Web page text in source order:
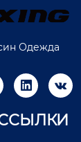
Одежда
 